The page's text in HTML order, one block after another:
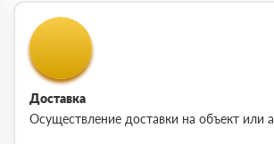
Доставка
Осуществление доставки на объект или